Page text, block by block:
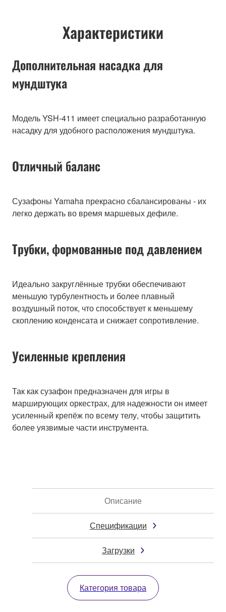
Характеристики
Дополнительная насадка для
мундштука
Модель YSH-411 имеет специально разработанную
насадку для удобного расположения мундштука.
Отличный баланс
Сузафоны Yamaha прекрасно сбалансированы - их
легко держать во время маршевых дефиле.
Трубки, формованные под давлением
Идеально закруглённые трубки обеспечивают
меньшую турбулентность и более плавный
воздушный поток, что способствует к меньшему
скоплению конденсата и снижает сопротивление.
Усиленные крепления
Так как сузафон предназначен для игры в
марширующих оркестрах, для надежности он имеет
усиленный крепёж по всему телу, чтобы защитить
более уязвимые части инструмента.
Описание
Спецификации
Загрузки
Категория товара